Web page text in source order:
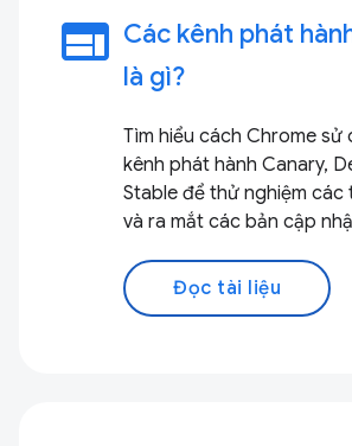
web Các kênh phát
là gì?
Tìm hiểu cách Chrome sử
kênh phát hành Canary,
Stable để thử nghiệm các
và ra mắt các bản cập
Đọc tài liệu